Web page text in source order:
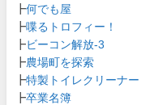
┣何でも屋
┣喋るトロフィー！
┣ビーコン解放-3
┣農場町を探索
┣特製トイレクリーナー
┣卒業名簿